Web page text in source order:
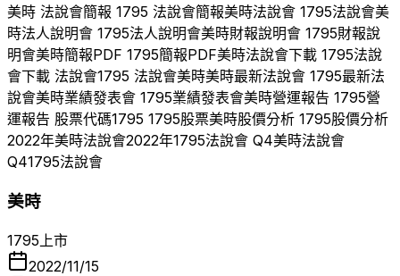
美時 法說會簡報 1795 法說會簡報美時法說會 1795法說會美
時法人說明會 1795法人說明會美時財報說明會 1795財報說
明會美時簡報PDF 1795簡報PDF美時法說會下載 1795法說
會下載 法說會1795 法說會美時美時最新法說會 1795最新法
說會美時業績發表會 1795業績發表會美時營運報告 1795營
運報告 股票代碼1795 1795股票美時股價分析 1795股價分析
2022年美時法說會2022年1795法說會 Q4美時法說會
Q41795法說會
美時
1795 上市
2022/11/15